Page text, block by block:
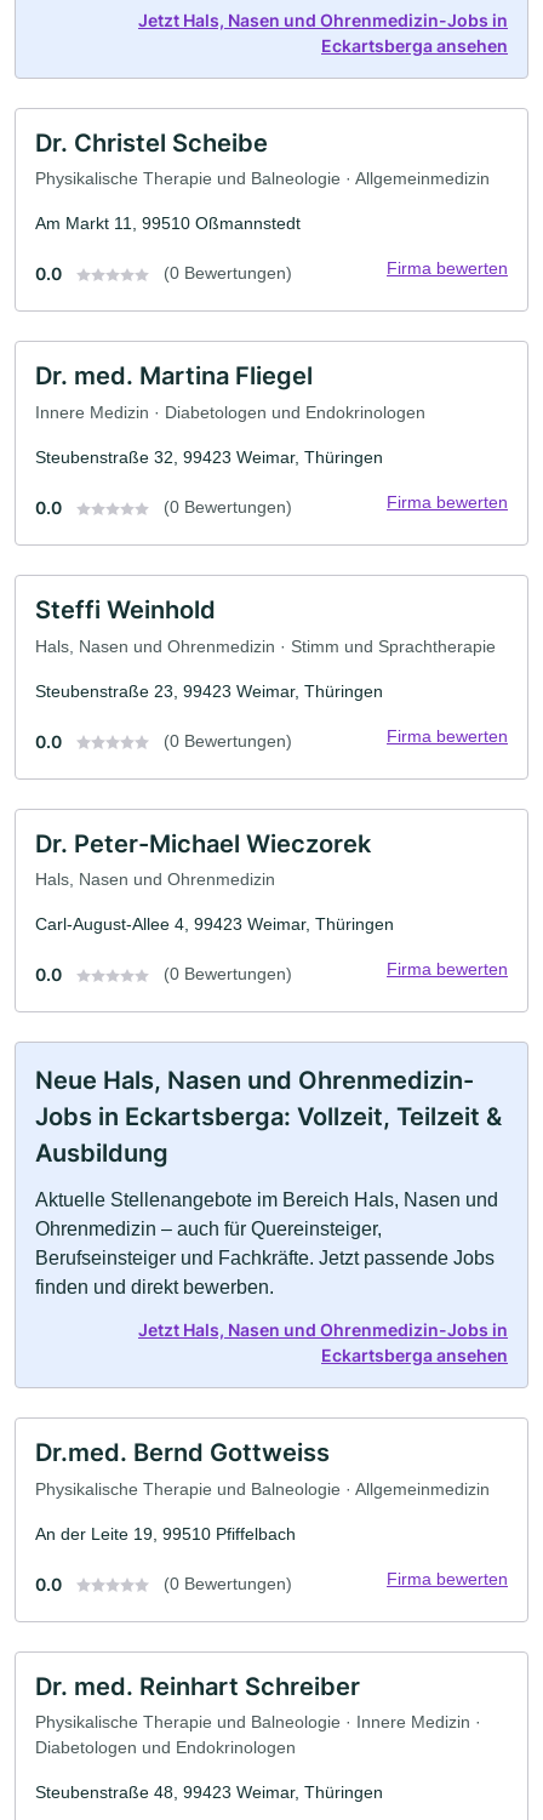
Jetzt Hals, Nasen und Ohrenmedizin-Jobs in
Eckartsberga ansehen
Dr. Christel Scheibe
Physikalische Therapie und Balneologie · Allgemeinmedizin
Am Markt 11, 99510 Oßmannstedt
0.0 (0 Bewertungen) Firma bewerten
Dr. med. Martina Fliegel
Innere Medizin · Diabetologen und Endokrinologen
Steubenstraße 32, 99423 Weimar, Thüringen
0.0 (0 Bewertungen) Firma bewerten
Steffi Weinhold
Hals, Nasen und Ohrenmedizin · Stimm und Sprachtherapie
Steubenstraße 23, 99423 Weimar, Thüringen
0.0 (0 Bewertungen) Firma bewerten
Dr. Peter-Michael Wieczorek
Hals, Nasen und Ohrenmedizin
Carl-August-Allee 4, 99423 Weimar, Thüringen
0.0 (0 Bewertungen) Firma bewerten
Neue Hals, Nasen und Ohrenmedizin-
Jobs in Eckartsberga: Vollzeit, Teilzeit &
Ausbildung
Aktuelle Stellenangebote im Bereich Hals, Nasen und
Ohrenmedizin – auch für Quereinsteiger,
Berufseinsteiger und Fachkräfte. Jetzt passende Jobs
finden und direkt bewerben.
Jetzt Hals, Nasen und Ohrenmedizin-Jobs in
Eckartsberga ansehen
Dr.med. Bernd Gottweiss
Physikalische Therapie und Balneologie · Allgemeinmedizin
An der Leite 19, 99510 Pfiffelbach
0.0 (0 Bewertungen) Firma bewerten
Dr. med. Reinhart Schreiber
Physikalische Therapie und Balneologie · Innere Medizin ·
Diabetologen und Endokrinologen
Steubenstraße 48, 99423 Weimar, Thüringen